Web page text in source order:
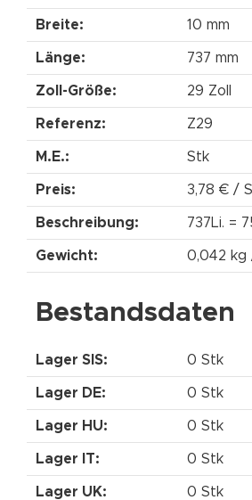
Breite: 10 mm
Länge: 737 mm
Zoll-Größe: 29 Zoll
Referenz: Z29
M.E.: Stk
Preis: 3,78 € /
Beschreibung: 737Li. =
Gewicht: 0,042 kg
Bestandsdaten
Lager SIS: 0 Stk
Lager DE: 0 Stk
Lager HU: 0 Stk
Lager IT: 0 Stk
Lager UK: 0 Stk